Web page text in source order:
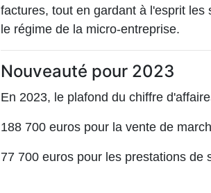
factures, tout en gardant à l'esprit
le régime de la micro-entreprise.
Nouveauté pour 2023
En 2023, le plafond du chiffre
188 700 euros pour la vente de
77 700 euros pour les prestations de